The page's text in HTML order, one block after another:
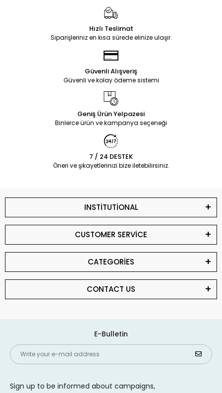
Hızlı Teslimat
Siparişleriniz en kısa sürede elinize ulaşır.
Güvenli Alışveriş
Güvenli ve kolay ödeme sistemi
Geniş Ürün Yelpazesi
Binlerce ürün ve kampanya seçeneği
7 / 24 DESTEK
Öneri ve şikayetlerinizi bize iletebilirsiniz.
INSTİTUTİONAL
CUSTOMER SERVİCE
CATEGORİES
CONTACT US
E-Bulletin
Sign up to be informed about campaigns,